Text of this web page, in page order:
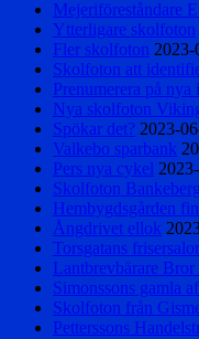
Mejeriföreståndare
Ytterligare skolfoton
Fler skolfoton 2023-
Skolfoton att
Prenumerera på nya
Nya skolfoton
Spökar det? 2023-
Valkebo sparbank
Pers nya cykel
Skolfoton
Hembygdsgården
Ångdrivet ellok
Torsgatans
Lantbrevbärare
Simonssons gamla
Skolfoton från
Petterssons